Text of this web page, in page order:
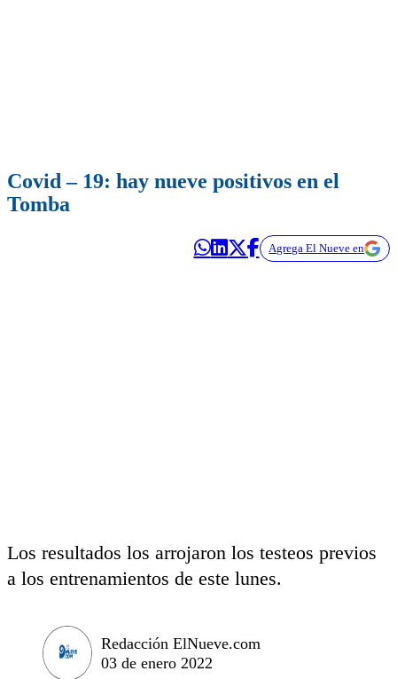
Covid – 19: hay nueve positivos en el
Tomba
Agrega El Nueve en
Los resultados los arrojaron los testeos previos
a los entrenamientos de este lunes.
Redacción ElNueve.com
03 de enero 2022